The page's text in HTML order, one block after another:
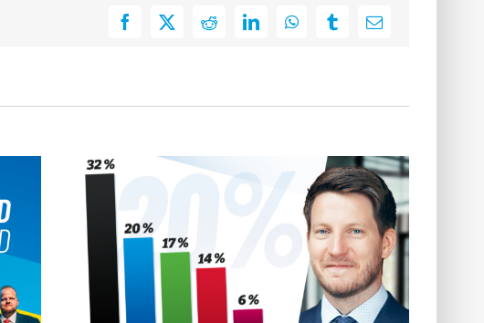
Facebook
X RedditLinkedInWhatsAppTumblrE-